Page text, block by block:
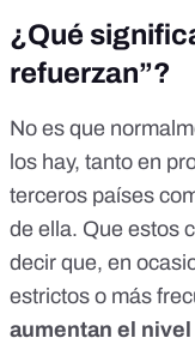
¿Qué
refuerzan”?
No es que
los hay, tanto en
terceros países
de ella. Que estos
decir que, en
estrictos o más
aumentan el